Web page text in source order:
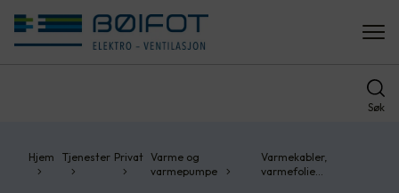
Søk
Hjem Tjenester Privat Varme og
varmepumpe
Varmekabler,
varmefolie…